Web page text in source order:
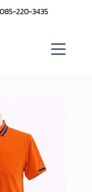
085-220-3435